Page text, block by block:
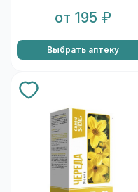
от 195 ₽
Выбрать аптеку